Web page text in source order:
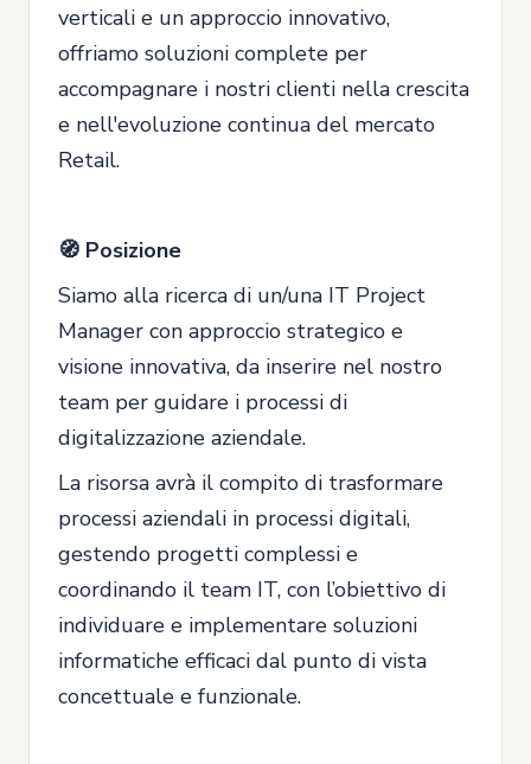
verticali e un approccio innovativo,
offriamo soluzioni complete per
accompagnare i nostri clienti nella crescita
e nell'evoluzione continua del mercato
Retail.
🧭 Posizione
Siamo alla ricerca di un/una IT Project
Manager con approccio strategico e
visione innovativa, da inserire nel nostro
team per guidare i processi di
digitalizzazione aziendale.
La risorsa avrà il compito di trasformare
processi aziendali in processi digitali,
gestendo progetti complessi e
coordinando il team IT, con l’obiettivo di
individuare e implementare soluzioni
informatiche efficaci dal punto di vista
concettuale e funzionale.